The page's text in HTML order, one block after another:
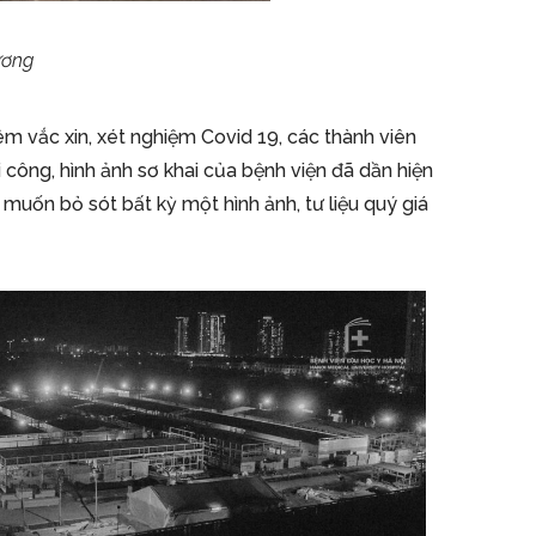
vắc xin, xét nghiệm Covid 19, các thành viên
hình ảnh sơ khai của bệnh viện đã dần hiện
bỏ sót bất kỳ một hình ảnh, tư liệu quý giá